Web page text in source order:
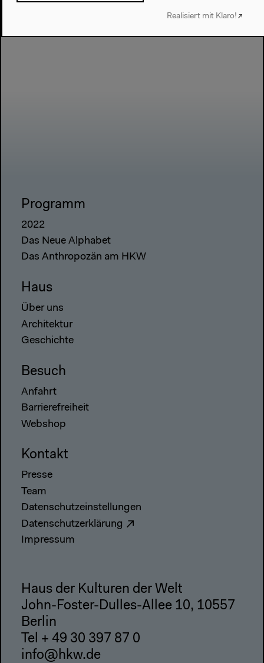
Programm
2022
Das Neue Alphabet
Das Anthropozän am HKW
Haus
Über uns
Architektur
Geschichte
Besuch
Anfahrt
Barrierefreiheit
Webshop
Kontakt
Presse
Team
Datenschutzeinstellungen
Datenschutzerklärung
Impressum
Haus der Kulturen der Welt
John-Foster-Dulles-Allee 10, 10557
Berlin
Tel + 49 30 397 87 0
info@hkw.de
Realisiert mit Klaro!